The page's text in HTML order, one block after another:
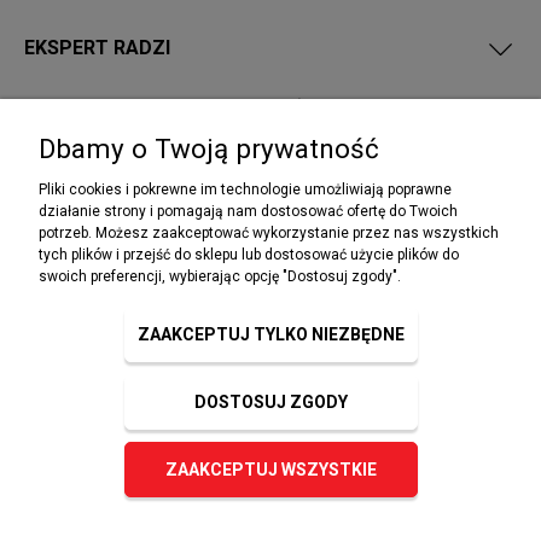
EKSPERT RADZI
NEWSLETTER
Podaj swój adres e-mail, jeżeli chcesz otrzymywać
ZAPISZ SIĘ
Dbamy o Twoją prywatność
Pliki cookies i pokrewne im technologie umożliwiają poprawne
działanie strony i pomagają nam dostosować ofertę do Twoich
potrzeb. Możesz zaakceptować wykorzystanie przez nas wszystkich
tych plików i przejść do sklepu lub dostosować użycie plików do
swoich preferencji, wybierając opcję "Dostosuj zgody".
ZAAKCEPTUJ TYLKO NIEZBĘDNE
DOSTOSUJ ZGODY
ZAAKCEPTUJ WSZYSTKIE